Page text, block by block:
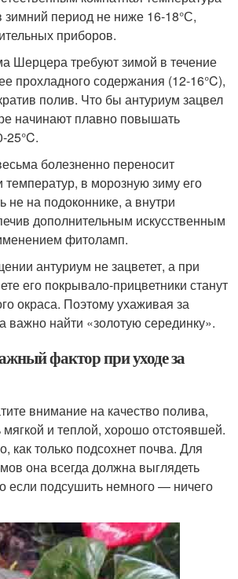
период не ниже 16-18°С,
приборов.
Шерцера требуют зимой в течение
прохладного содержания (12-16°C),
полив. Что бы антуриум зацвел
начинают плавно повышать
25°C.
болезненно переносит
температур, в морозную зиму его
не на подоконнике, а внутри
дополнительным искусственным
фитоламп.
антуриум не зацветет, а при
его покрывало-прицветники станут
окраса. Поэтому ухаживая за
важно найти «золотую серединку».
фактор при уходе за
внимание на качество полива,
и теплой, хорошо отстоявшей.
как только подсохнет почва. Для
она всегда должна выглядеть
если подсушить немного — ничего